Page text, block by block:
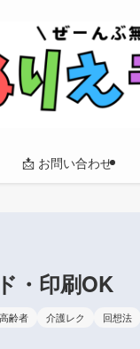
📩 お問い合わせ
・印刷OK
高齢者 介護レク 回想法